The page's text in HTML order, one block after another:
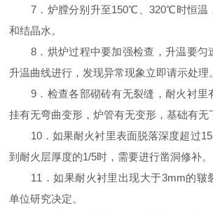
7．炉膛分别升至150℃、320℃时恒温
和结晶水。
8．烘炉过程中要加强检查，升温要匀
升温曲线进行，发现异常现象立即请示处理。
9．检查各部砌砖有无裂缝，耐火衬里
挂有无弯曲变形，炉管有无变形，基础有无
10．如果耐火衬里表面脱落深度超过
到耐火层厚度的1/5时，需要进行凿洞修补。
11．如果耐火衬里出现大于3mm的皲
单位研究决定。